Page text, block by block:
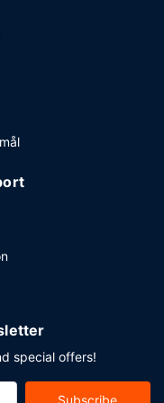
på stedet.
special offers!
Subscribe